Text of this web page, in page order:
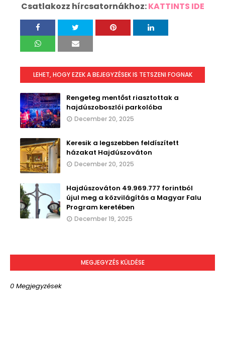
Csatlakozz hírcsatornákhoz:KATTINTS IDE
LEHET, HOGY EZEK A BEJEGYZÉSEK IS TETSZENI FOGNAK
Rengeteg mentőst riasztottak a
hajdúszoboszlói parkolóba
December 20, 2025
Keresik a legszebben feldíszített
házakat Hajdúszováton
December 20, 2025
Hajdúszováton 49.969.777 forintból
újul meg a közvilágítás a Magyar Falu
Program keretében
December 19, 2025
MEGJEGYZÉS KÜLDÉSE
0 Megjegyzések